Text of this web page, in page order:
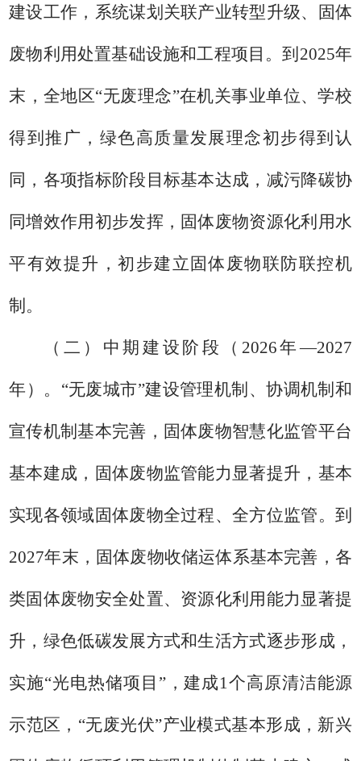
建设工作，系统谋划关联产业转型升级、固体
废物利用处置基础设施和工程项目。到 2025年
末，全地区“无废理念”在机关事业单位、学校
得到推广，绿色高质量发展理念初步得到认
同，各项指标阶段目标基本达成，减污降碳协
同增效作用初步发挥，固体废物资源化利用水
平有效提升，初步建立固体废物联防联控机
制。
（二）中期建设阶段（ 2026年—2027
年）。 “无废城市”建设管理机制、协调机制和
宣传机制基本完善，固体废物智慧化监管平台
基本建成，固体废物监管能力显著提升，基本
实现各领域固体废物全过程、全方位监管。到
2027年末，固体废物收储运体系基本完善，各
类固体废物安全处置、资源化利用能力显著提
升，绿色低碳发展方式和生活方式逐步形成，
实施“光电热储项目”，建成1个高原清洁能源
示范区， “无废光伏”产业模式基本形成，新兴